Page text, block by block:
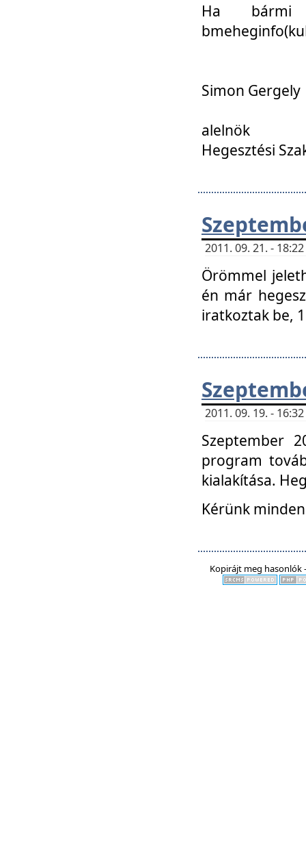
Ha
Simon Gergely
alelnök
Hegesztési
2011. 09. 21. -
Örömmel
én már
iratkoztak be,
2011. 09. 19. -
Szeptember
program
kialakítása.
Kérünk
Kopirájt meg hasonlók